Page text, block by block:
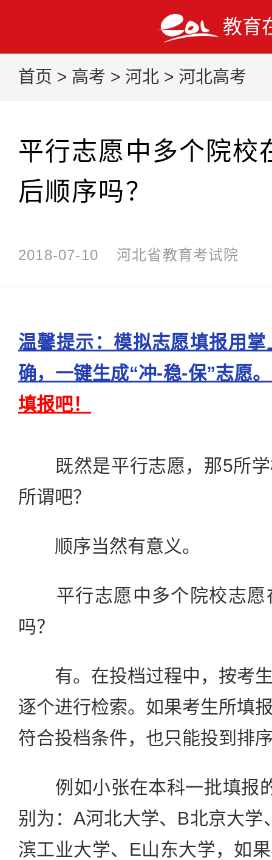
教育
首页 > 高考 > 河北 > 河北高考
平行志愿中多个院校
后顺序吗？
2018-07-10 河北省教育考试院
温馨提示：模拟志愿填报用
确，一键生成“冲-稳-保”志愿。
填报吧！
既然是平行志愿，那5所学
所谓吧？
顺序当然有意义。
平行志愿中多个院校志愿
吗？
有。在投档过程中，按考生
逐个进行检索。如果考生所填
符合投档条件，也只能投到排
例如小张在本科一批填报
别为：A河北大学、B北京大学
滨工业大学、E山东大学，如